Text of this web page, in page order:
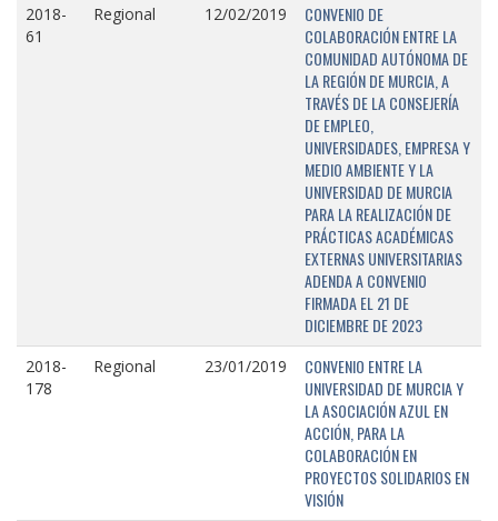
2018-
61
Regional 12/02/2019
CONVENIO DE
COLABORACIÓN ENTRE LA
COMUNIDAD AUTÓNOMA DE
LA REGIÓN DE MURCIA, A
TRAVÉS DE LA CONSEJERÍA
DE EMPLEO,
UNIVERSIDADES, EMPRESA Y
MEDIO AMBIENTE Y LA
UNIVERSIDAD DE MURCIA
PARA LA REALIZACIÓN DE
PRÁCTICAS ACADÉMICAS
EXTERNAS UNIVERSITARIAS
ADENDA A CONVENIO
FIRMADA EL 21 DE
DICIEMBRE DE 2023
2018-
178
Regional 23/01/2019
CONVENIO ENTRE LA
UNIVERSIDAD DE MURCIA Y
LA ASOCIACIÓN AZUL EN
ACCIÓN, PARA LA
COLABORACIÓN EN
PROYECTOS SOLIDARIOS EN
VISIÓN